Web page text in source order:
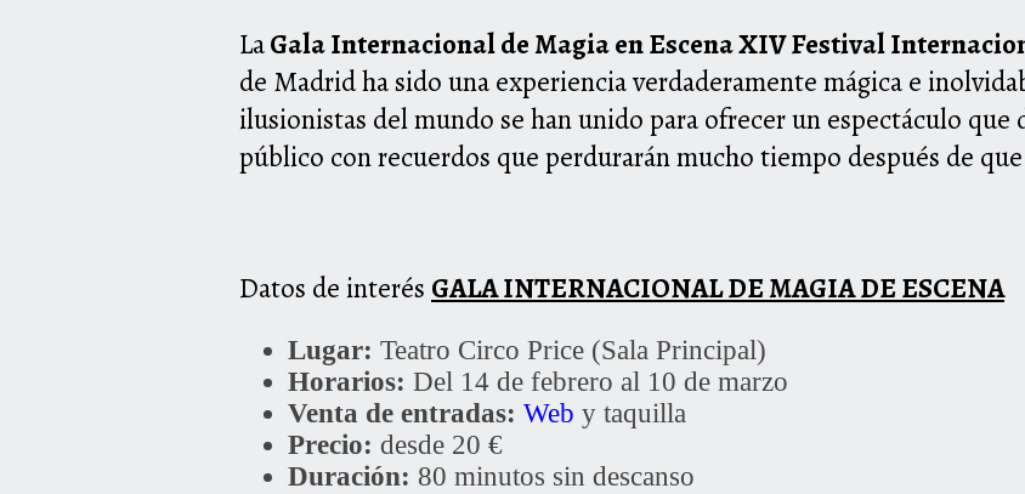
LaGala Internacional de Magia en Escena XIV Festival
de Madrid ha sido una experiencia verdaderamente mágica e
ilusionistas del mundo se han unido para ofrecer un espectáculo que
público con recuerdos que perdurarán mucho tiempo después de que
Datos de interés GALA INTERNACIONAL DE MAGIA DE ESCENA
Lugar: Teatro Circo Price (Sala Principal)
Horarios: Del 14 de febrero al 10 de marzo
Venta de entradas: Web y taquilla
Precio: desde 20 €
Duración: 80 minutos sin descanso